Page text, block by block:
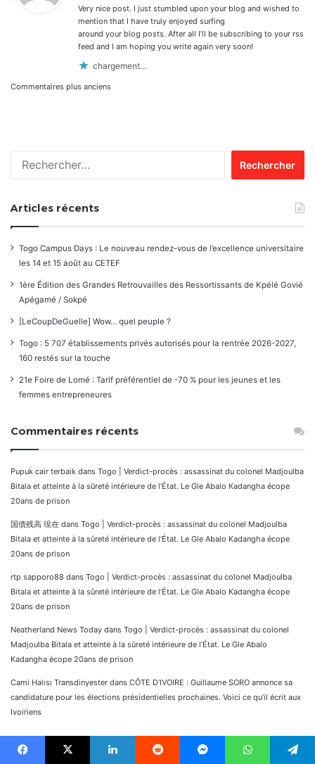
:
Very nice post. I just stumbled upon your blog and wished to
mention that I have truly enjoyed surfing
around your blog posts. After all I’ll be subscribing to your rss
feed and I am hoping you write again very soon!
chargement…
Navigation
commentaires
Commentaires plus anciens
Articles récents
Togo Campus Days : Le nouveau rendez-vous de l’excellence universitaire
les 14 et 15 août au CETEF
1ère Édition des Grandes Retrouvailles des Ressortissants de Kpélé Govié
Apégamé / Sokpé
[LeCoupDeGuelle] Wow… quel peuple ?
Togo : 5 707 établissements privés autorisés pour la rentrée 2026-2027,
160 restés sur la touche
21e Foire de Lomé : Tarif préférentiel de -70 % pour les jeunes et les
femmes entrepreneures
Commentaires récents
Pupuk cair terbaik dans Togo | Verdict-procès : assassinat du colonel Madjoulba
Bitala et atteinte à la sûreté intérieure de l’État. Le Gle Abalo Kadangha écope
20ans de prison
国債残高 現在 dans Togo | Verdict-procès : assassinat du colonel Madjoulba
Bitala et atteinte à la sûreté intérieure de l’État. Le Gle Abalo Kadangha écope
20ans de prison
rtp sapporo88 dans Togo | Verdict-procès : assassinat du colonel Madjoulba
Bitala et atteinte à la sûreté intérieure de l’État. Le Gle Abalo Kadangha écope
20ans de prison
Neatherland News Today dans Togo | Verdict-procès : assassinat du colonel
Madjoulba Bitala et atteinte à la sûreté intérieure de l’État. Le Gle Abalo
Kadangha écope 20ans de prison
Cami Halısı Transdinyester dans CÔTE D’IVOIRE : Guillaume SORO annonce sa
candidature pour les élections présidentielles prochaines. Voici ce qu’il écrit aux
Ivoiriens